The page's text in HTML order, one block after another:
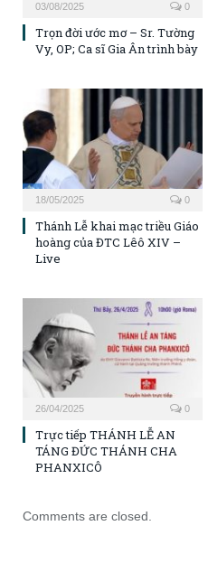
03/08/2025 0
Trọn đời ước mơ – Sr. Tường
Vy, OP; Ca sĩ Gia Ân trình bày
18/05/2025 0
Thánh Lễ khai mạc triều Giáo
hoàng của ĐTC Lêô XIV –
Live
26/04/2025 0
Trực tiếp THÁNH LỄ AN
TÁNG ĐỨC THÁNH CHA
PHANXICÔ
Comments are closed.